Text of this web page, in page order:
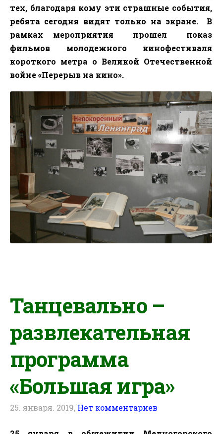
тех, благодаря кому эти страшные события,
ребята сегодня видят только на экране.
В
рамках мероприятия
прошел
показ
фильмов молодежного кинофестиваля
короткого метра о Великой Отечественной
войне «Перерыв на кино».
Танцевально –
развлекательная
программа
«Большая игра»
25. января. 2019, Нет комментариев